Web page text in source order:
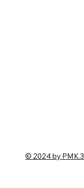
© 2024 by PMK.3